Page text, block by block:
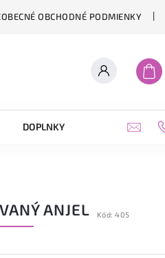
OBCHODNÉ PODMIENKY
DOPLNKY ŽIVICA
ANJEL Kód: 405